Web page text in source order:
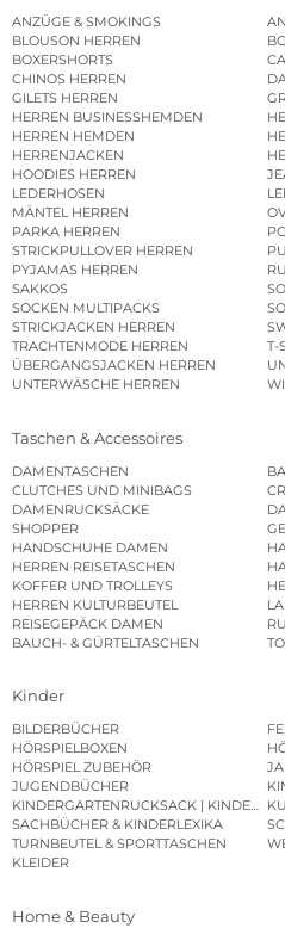
ANZÜGE & SMOKINGS
BLOUSON HERREN
BOXERSHORTS
CHINOS HERREN
GILETS HERREN
HERREN BUSINESSHEMDEN
HERREN HEMDEN
HERRENJACKEN
HOODIES HERREN
LEDERHOSEN
MÄNTEL HERREN
PARKA HERREN
STRICKPULLOVER HERREN
PYJAMAS HERREN
SAKKOS
SOCKEN MULTIPACKS
STRICKJACKEN HERREN
TRACHTENMODE HERREN
T-
ÜBERGANGSJACKEN HERREN
UNTERWÄSCHE HERREN
Taschen & Accessoires
DAMENTASCHEN
CLUTCHES UND MINIBAGS
DAMENRUCKSÄCKE
SHOPPER
HANDSCHUHE DAMEN
HERREN REISETASCHEN
KOFFER UND TROLLEYS
HERREN KULTURBEUTEL
REISEGEPÄCK DAMEN
BAUCH- & GÜRTELTASCHEN
Kinder
BILDERBÜCHER
HÖRSPIELBOXEN
HÖRSPIEL ZUBEHÖR
JUGENDBÜCHER
SACHBÜCHER & KINDERLEXIKA
TURNBEUTEL & SPORTTASCHEN
KLEIDER
Home & Beauty